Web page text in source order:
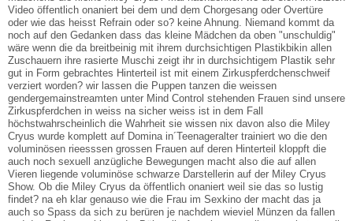
Video öffentlich onaniert bei dem und dem Chorgesang oder Overtüre
oder wie das heisst Refrain oder so? keine Ahnung. Niemand kommt da
noch auf den Gedanken dass das kleine Mädchen da oben "unschuldig"
wäre wenn die da breitbeinig mit ihrem durchsichtigen Plastikbikin allen
Zuschauern ihre rasierte Muschi zeigt ihr in durchsichtigem Plastik sehr
gut in Form gebrachtes Hinterteil ist mit einem Zirkuspferdchenschweif
verziert worden? wir lassen die Puppen tanzen die weissen
gendergemainstreamten unter Mind Control stehenden Frauen sind unsere
Zirkuspferdchen in weiss na sicher weiss ist in dem Fall
höchstwahrscheinlich die Wahrheit sie wissen nix davon also die Miley
Cryus wurde komplett auf Domina in´Teenageralter trainiert wo die den
voluminösen rieesssen grossen Frauen auf deren Hinterteil kloppft die
auch noch sexuell anzügliche Bewegungen macht also die auf allen
Vieren liegende voluminöse schwarze Darstellerin auf der Miley Cryus
Show. Ob die Miley Cryus da öffentlich onaniert weil sie das so lustig
findet? na eh klar genauso wie die Frau im Sexkino der macht das ja
auch so Spass da sich zu berüren je nachdem wieviel Münzen da fallen